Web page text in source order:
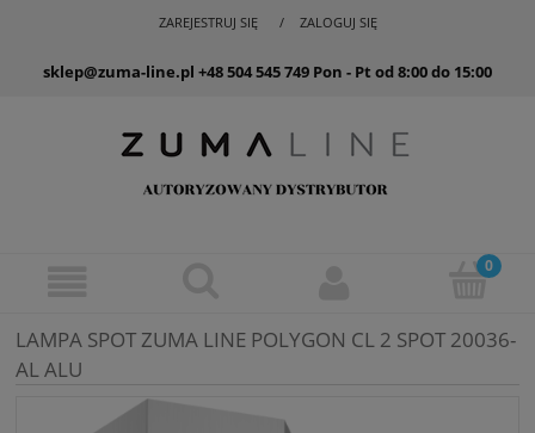
ZAREJESTRUJ SIĘ ZALOGUJ SIĘ
sklep@zuma-line.pl +48 504 545 749 Pon - Pt od 8:00 do 15:00
LAMPA SPOT ZUMA LINE POLYGON CL 2 SPOT 20036-
AL ALU